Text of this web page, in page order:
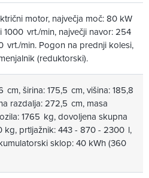
motor, največja moč: 80 kW
1000 vrt./min, največji navor: 254
vrt./min. Pogon na prednji kolesi,
(reduktorski).
cm, širina: 175,5 cm, višina: 185,8
razdalja: 272,5 cm, masa
1765 kg, dovoljena skupna
kg, prtljažnik: 443 - 870 - 2300 l,
sklop: 40 kWh (360